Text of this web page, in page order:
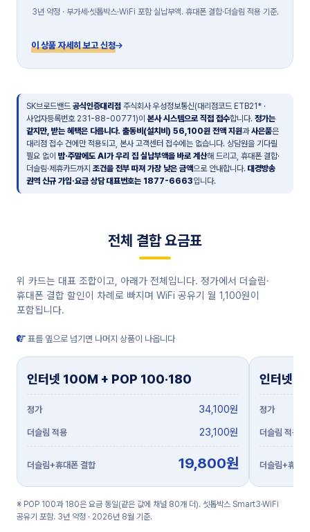
3년 약정 · 부가세·셋톱박스·WiFi 포함 실납부액. 휴대폰 결합·더슬림 적용 기준.
이 상품 자세히 보고 신청
SK브로드밴드 공식인증대리점 주식회사 우성정보통신(대리점코드 ETB21* ·
사업자등록번호 231-88-00771)이 본사 시스템으로 직접 접수합니다. 정가는
같지만, 받는 혜택은 다릅니다. 출동비(설치비) 56,100원 전액 지원과사은품은
대리점 접수 건에만 적용되고, 본사 고객센터 접수에는 없습니다. 상담원을 기다릴
필요 없이 밤·주말에도 AI가 우리 집 실납부액을 바로 계산해 드리고, 휴대폰 결합·
더슬림·제휴카드까지 조건을 전부 따져 가장 낮은 금액으로 안내합니다. 대경방송
권역 신규 가입·요금 상담 대표번호는 1877-6663입니다.
전체 결합 요금표
위 카드는 대표 조합이고, 아래가 전체입니다. 정가에서 더슬림·
휴대폰 결합 할인이 차례로 빠지며 WiFi 공유기 월 1,100원이
포함됩니다.
표를 옆으로 넘기면 나머지 상품이 나옵니다
인터넷 100M + POP 100·180
34,100원
23,100원
19,800원
인터넷
※ POP 100과 180은 요금 동일(같은 값에 채널 80개 더). 셋톱박스 Smart3·WiFi
공유기 포함. 3년 약정 · 2026년 8월 기준.